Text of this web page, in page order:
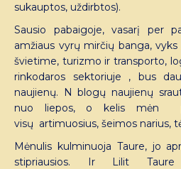
sukauptos, uždirbtos).
Sausio pabaigoje, vasarį per
amžiaus vyrų mirčių banga,
švietime, turizmo ir transporto,
rinkodaros sektoriuje , bus
naujienų. N blogų naujienų
nuo liepos, o kelis mėn
visų artimuosius, šeimos narius,
Mėnulis kulminuoja Taure, jo
stipriausios. Ir Lilit